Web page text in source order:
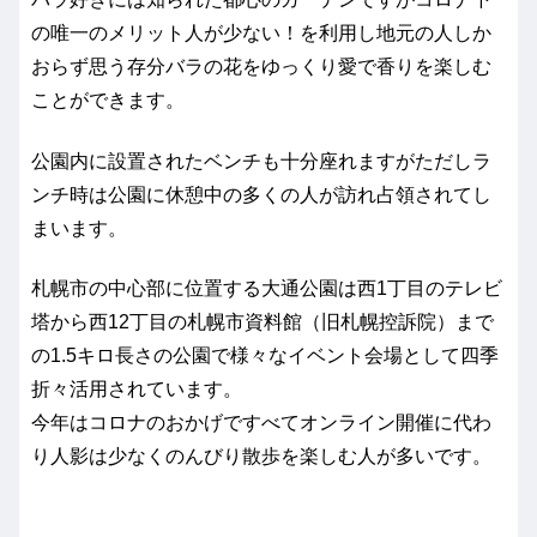
の唯一のメリット人が少ない！を利用し地元の人しか
おらず思う存分バラの花をゆっくり愛で香りを楽しむ
ことができます。
公園内に設置されたベンチも十分座れますがただしラ
ンチ時は公園に休憩中の多くの人が訪れ占領されてし
まいます。
札幌市の中心部に位置する大通公園は西1丁目のテレビ
塔から西12丁目の札幌市資料館（旧札幌控訴院）まで
の1.5キロ長さの公園で様々なイベント会場として四季
折々活用されています。
今年はコロナのおかげですべてオンライン開催に代わ
り人影は少なくのんびり散歩を楽しむ人が多いです。